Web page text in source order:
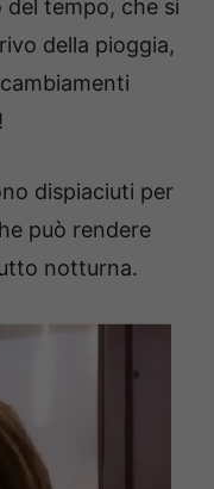
tempo, che si
della pioggia,
dispiaciuti per
può rendere
notturna.